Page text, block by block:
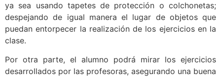
ya sea usando tapetes de protección o colchonetas;
despejando de igual manera el lugar de objetos que
puedan entorpecer la realización de los ejercicios en la
clase.
Por otra parte, el alumno podrá mirar los ejercicios
desarrollados por las profesoras, asegurando una buena